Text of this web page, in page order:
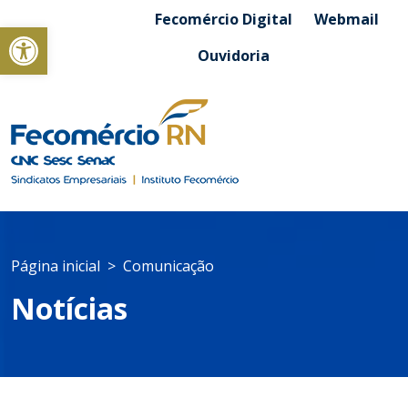
Abrir a barra de ferramentasFecomércio Digital
Webmail
Ouvidoria
Página inicial Comunicação
Notícias